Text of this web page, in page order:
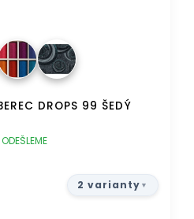
DROPS 99 ŠEDÝ
2 varianty